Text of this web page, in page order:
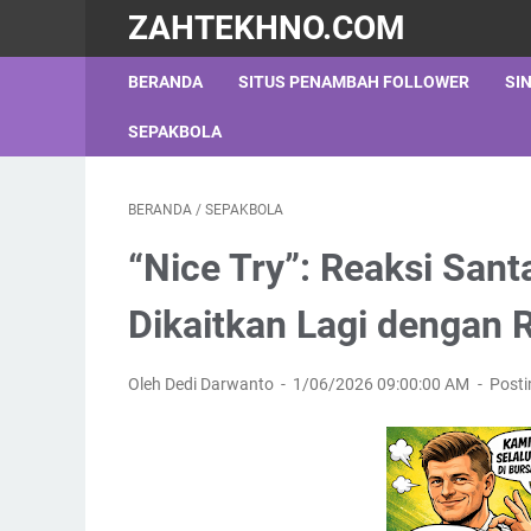
ZAHTEKHNO.COM
BERANDA SITUS PENAMBAH FOLLOWER
SEPAKBOLA
BERANDA / SEPAKBOLA
“Nice Try”: Reaksi
Dikaitkan Lagi dengan
Oleh Dedi Darwanto 1/06/2026 09:00:00 AM